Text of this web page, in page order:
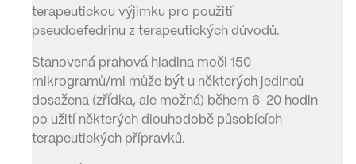
terapeutickou výjimku pro použití
pseudoefedrinu z terapeutických důvodů.
Stanovená prahová hladina moči 150
mikrogramů/ml může být u některých jedinců
dosažena (zřídka, ale možná) během 6-20 hodin
po užití některých dlouhodobě působících
terapeutických přípravků.